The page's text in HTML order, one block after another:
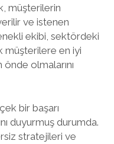
müşterilerin
ve istenen
ekibi, sektördeki
müşterilere en iyi
olmalarını
bir başarı
duyurmuş durumda.
stratejileri ve